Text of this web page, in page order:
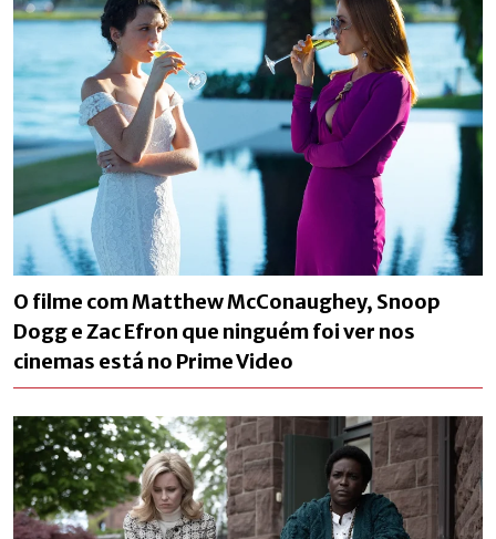
O filme com Matthew McConaughey, Snoop
Dogg e Zac Efron que ninguém foi ver nos
cinemas está no Prime Video